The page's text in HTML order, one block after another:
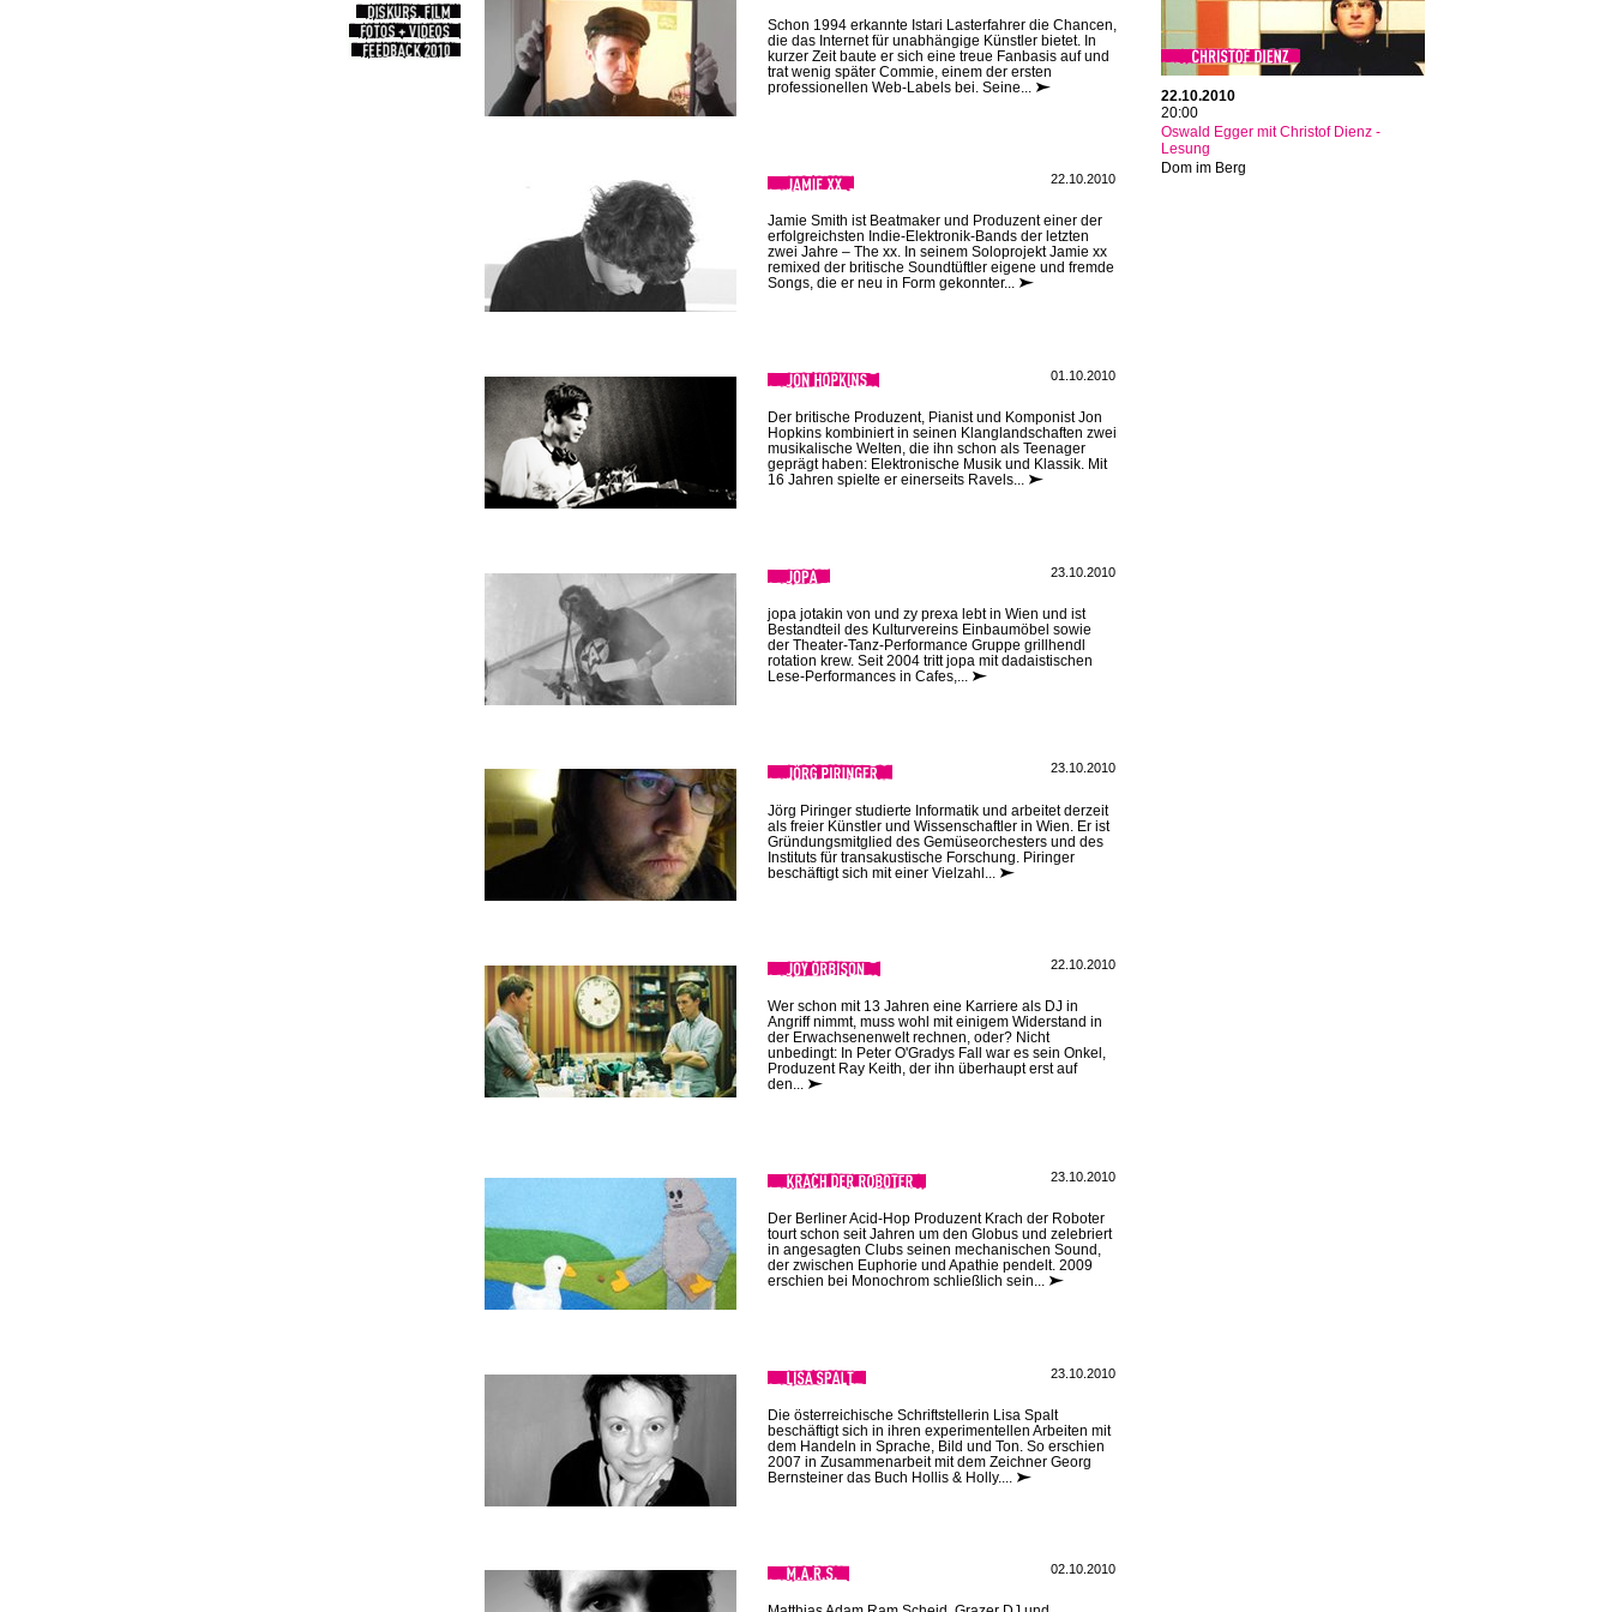
Schon 1994 erkannte Istari Lasterfahrer die Chancen,
die das Internet für unabhängige Künstler bietet. In
kurzer Zeit baute er sich eine treue Fanbasis auf und
trat wenig später Commie, einem der ersten
professionellen Web-Labels bei. Seine...
22.10.2010
Jamie Smith ist Beatmaker und Produzent einer der
erfolgreichsten Indie-Elektronik-Bands der letzten
zwei Jahre – The xx. In seinem Soloprojekt Jamie xx
remixed der britische Soundtüftler eigene und fremde
Songs, die er neu in Form gekonnter...
01.10.2010
Der britische Produzent, Pianist und Komponist Jon
Hopkins kombiniert in seinen Klanglandschaften zwei
musikalische Welten, die ihn schon als Teenager
geprägt haben: Elektronische Musik und Klassik. Mit
16 Jahren spielte er einerseits Ravels...
23.10.2010
jopa jotakin von und zy prexa lebt in Wien und ist
Bestandteil des Kulturvereins Einbaumöbel sowie
der Theater-Tanz-Performance Gruppe grillhendl
rotation krew. Seit 2004 tritt jopa mit dadaistischen
Lese-Performances in Cafes,...
23.10.2010
Jörg Piringer studierte Informatik und arbeitet derzeit
als freier Künstler und Wissenschaftler in Wien. Er ist
Gründungsmitglied des Gemüseorchesters und des
Instituts für transakustische Forschung. Piringer
beschäftigt sich mit einer Vielzahl...
22.10.2010
Wer schon mit 13 Jahren eine Karriere als DJ in
Angriff nimmt, muss wohl mit einigem Widerstand in
der Erwachsenenwelt rechnen, oder? Nicht
unbedingt: In Peter O'Gradys Fall war es sein Onkel,
Produzent Ray Keith, der ihn überhaupt erst auf
den...
23.10.2010
Der Berliner Acid-Hop Produzent Krach der Roboter
tourt schon seit Jahren um den Globus und zelebriert
in angesagten Clubs seinen mechanischen Sound,
der zwischen Euphorie und Apathie pendelt. 2009
erschien bei Monochrom schließlich sein...
23.10.2010
Die österreichische Schriftstellerin Lisa Spalt
beschäftigt sich in ihren experimentellen Arbeiten mit
dem Handeln in Sprache, Bild und Ton. So erschien
2007 in Zusammenarbeit mit dem Zeichner Georg
Bernsteiner das Buch Hollis & Holly....
02.10.2010
22.10.2010
20:00
Oswald Egger mit Christof Dienz -
Lesung
Dom im Berg